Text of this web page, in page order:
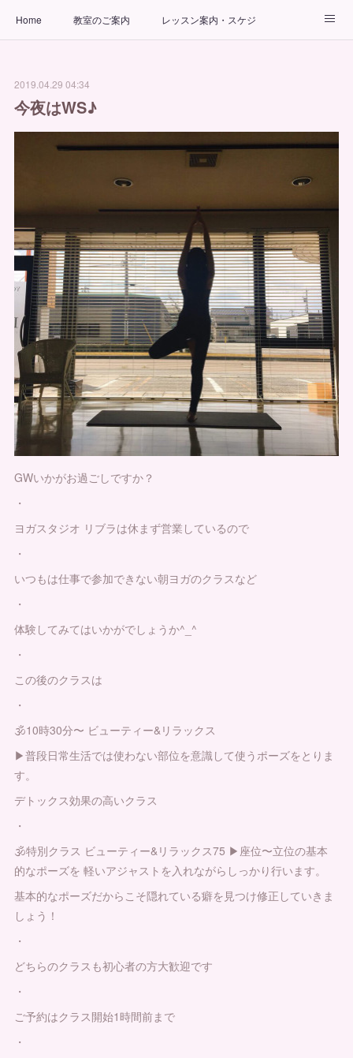
Home 教室のご案内 レッスン案内・スケジュール
お問い合わせ
2019.04.29 04:34
今夜はWS♪
GWいかがお過ごしですか？
・
ヨガスタジオ リブラは休まず営業しているので
・
いつもは仕事で参加できない朝ヨガのクラスなど
・
体験してみてはいかがでしょうか^_^
・
この後のクラスは
・
🕉10時30分〜 ビューティー&リラックス
▶︎普段日常生活では使わない部位を意識して使うポーズをとりま
す。
デトックス効果の高いクラス
・
🕉特別クラス ビューティー&リラックス75 ▶︎座位〜立位の基本
的なポーズを 軽いアジャストを入れながらしっかり行います。
基本的なポーズだからこそ隠れている癖を見つけ修正していきま
しょう！
・
どちらのクラスも初心者の方大歓迎です
・
ご予約はクラス開始1時間前まで
・